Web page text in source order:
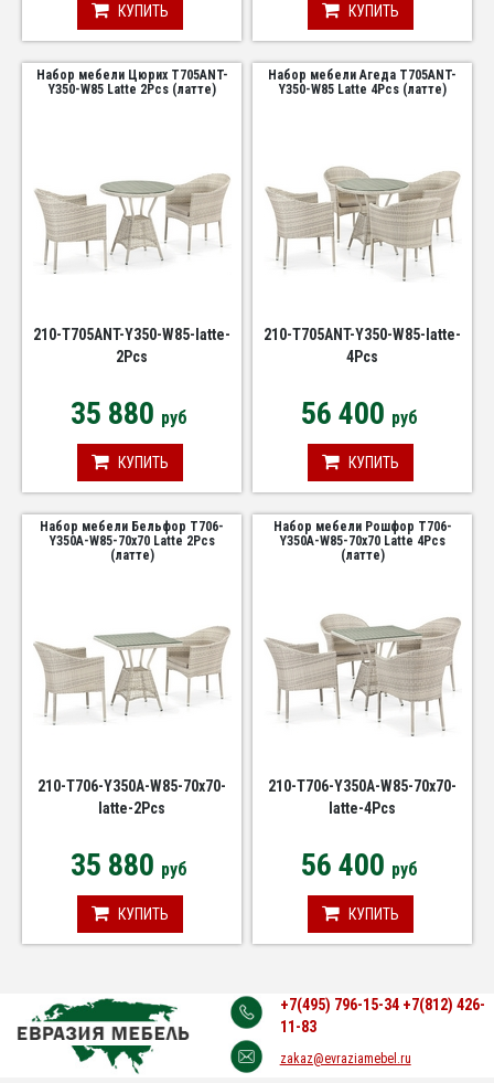
КУПИТЬ КУПИТЬ
Набор мебели Цюрих T705ANT-
Y350-W85 Latte 2Pcs (латте)
210-T705ANT-Y350-W85-latte-
2Pcs
35 880 руб
КУПИТЬ
Набор мебели Агеда T705ANT-
Y350-W85 Latte 4Pcs (латте)
210-T705ANT-Y350-W85-latte-
4Pcs
56 400 руб
КУПИТЬ
Набор мебели Бельфор T706-
Y350A-W85-70x70 Latte 2Pcs
(латте)
210-T706-Y350A-W85-70x70-
latte-2Pcs
35 880 руб
КУПИТЬ
Набор мебели Рошфор T706-
Y350A-W85-70x70 Latte 4Pcs
(латте)
210-T706-Y350A-W85-70x70-
latte-4Pcs
56 400 руб
КУПИТЬ
+7(495) 796-15-34 +7(812) 426-
11-83
zakaz@evraziamebel.ru